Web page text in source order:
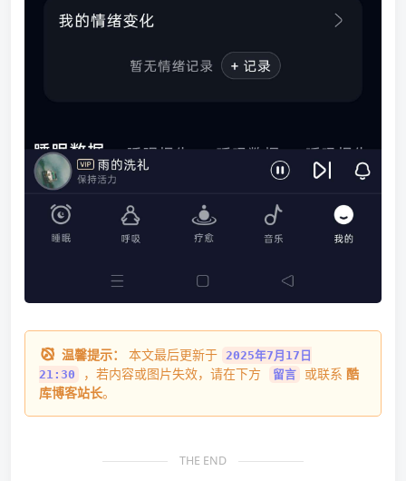
温馨提示： 本文最后更新于 2025年7月17日
21:30
，若内容或图片失效，请在下方 留言 或联系 酷
库博客站长。
THE END